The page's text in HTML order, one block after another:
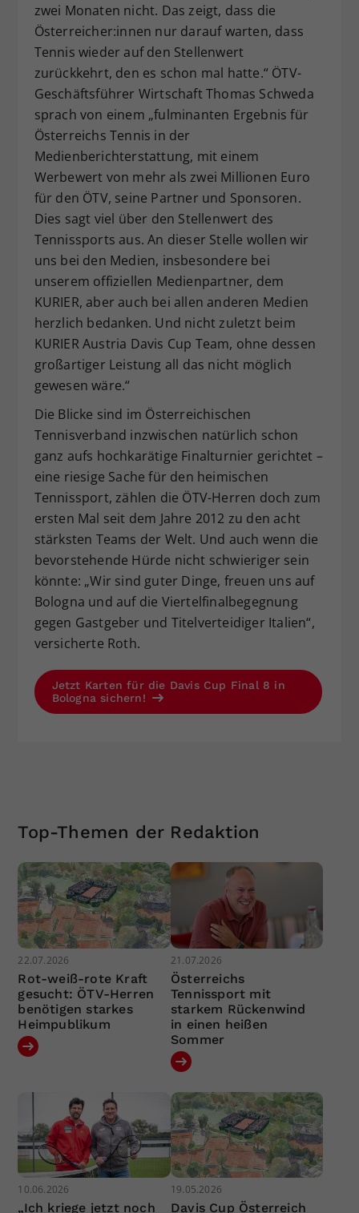
zwei Monaten nicht. Das zeigt, dass die
Österreicher:innen nur darauf warten, dass
Tennis wieder auf den Stellenwert
zurückkehrt, den es schon mal hatte.“ ÖTV-
Geschäftsführer Wirtschaft Thomas Schweda
sprach von einem „fulminanten Ergebnis für
Österreichs Tennis in der
Medienberichterstattung, mit einem
Werbewert von mehr als zwei Millionen Euro
für den ÖTV, seine Partner und Sponsoren.
Dies sagt viel über den Stellenwert des
Tennissports aus. An dieser Stelle wollen wir
uns bei den Medien, insbesondere bei
unserem offiziellen Medienpartner, dem
KURIER, aber auch bei allen anderen Medien
herzlich bedanken. Und nicht zuletzt beim
KURIER Austria Davis Cup Team, ohne dessen
großartiger Leistung all das nicht möglich
gewesen wäre.“
Die Blicke sind im Österreichischen
Tennisverband inzwischen natürlich schon
ganz aufs hochkarätige Finalturnier gerichtet –
eine riesige Sache für den heimischen
Tennissport, zählen die ÖTV-Herren doch zum
ersten Mal seit dem Jahre 2012 zu den acht
stärksten Teams der Welt. Und auch wenn die
bevorstehende Hürde nicht schwieriger sein
könnte: „Wir sind guter Dinge, freuen uns auf
Bologna und auf die Viertelfinalbegegnung
gegen Gastgeber und Titelverteidiger Italien“,
versicherte Roth.
Jetzt Karten für die Davis Cup Final 8 in
Bologna sichern!
Top-Themen der Redaktion
22.07.2026
Rot-weiß-rote Kraft
gesucht: ÖTV-Herren
benötigen starkes
Heimpublikum
21.07.2026
Österreichs
Tennissport mit
starkem Rückenwind
in einen heißen
Sommer
10.06.2026
„Ich kriege jetzt noch
19.05.2026
Davis Cup Österreich